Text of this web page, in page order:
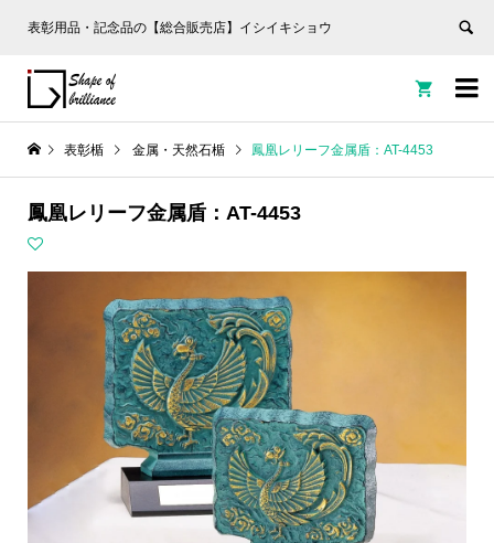
表彰用品・記念品の【総合販売店】イシイキショウ


表彰楯 金属・天然石楯 鳳凰レリーフ金属盾：AT-4453
鳳凰レリーフ金属盾：AT-4453